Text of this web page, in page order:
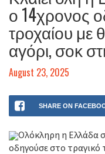
ο 14χρονος
τροχαίου με
αγόρι, σοκ
August 23, 2025
SHARE ON
Ολόκληρη η Ελλάδα
οδηγούσε στο τραγικό